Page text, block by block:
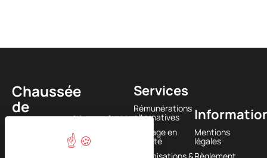
Chaussée
de
Louvain
Mentions
légales
Services
Rémunérations
alternatives
Passage en
société
Newsletter